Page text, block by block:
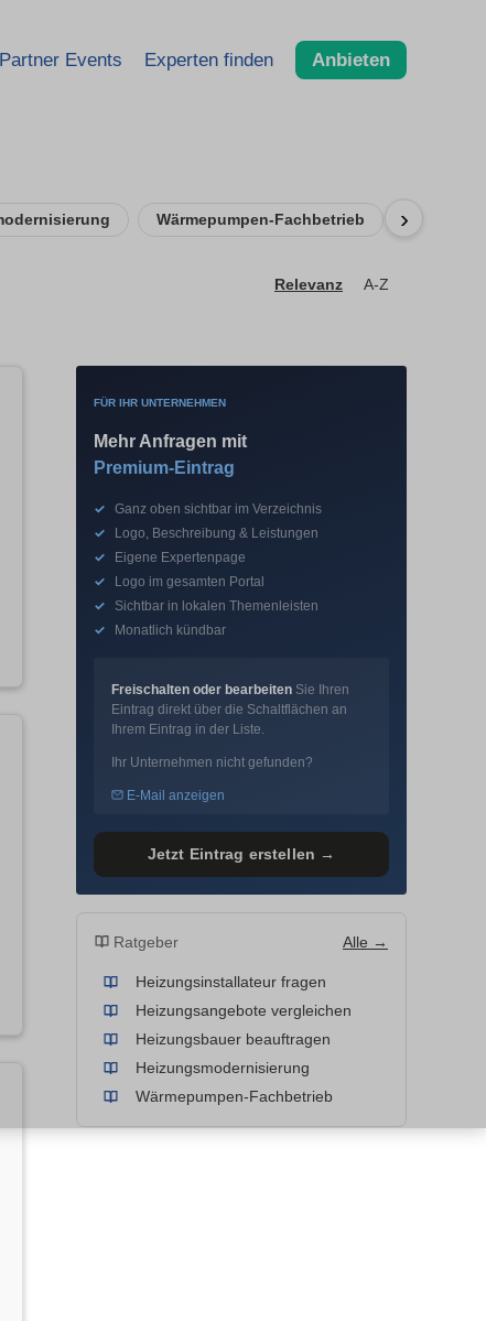
Partner Events Experten finden Anbieten
Wärmepumpen-Fachbetrieb ›
Relevanz A-Z
FÜR IHR UNTERNEHMEN
Mehr Anfragen mit
Premium-Eintrag
✓
Ganz oben sichtbar im Verzeichnis
✓
Logo, Beschreibung & Leistungen
✓
Eigene Expertenpage
✓
Logo im gesamten Portal
✓
Sichtbar in lokalen Themenleisten
✓
Monatlich kündbar
Freischalten oder bearbeiten Sie Ihren
Eintrag direkt über die Schaltflächen an
Ihrem Eintrag in der Liste.
Ihr Unternehmen nicht gefunden?
E-Mail anzeigen
Jetzt Eintrag erstellen →
Ratgeber Alle →
Heizungsinstallateur fragen
Heizungsangebote vergleichen
Heizungsbauer beauftragen
Heizungsmodernisierung
Wärmepumpen-Fachbetrieb